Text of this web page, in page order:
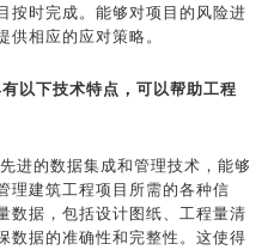
按时完成。能够对项目的风险进
供相应的应对策略。
以下技术特点，可以帮助工程
的数据集成和管理技术，能够
理建筑工程项目所需的各种信
数据，包括设计图纸、工程量清
数据的准确性和完整性。这使得